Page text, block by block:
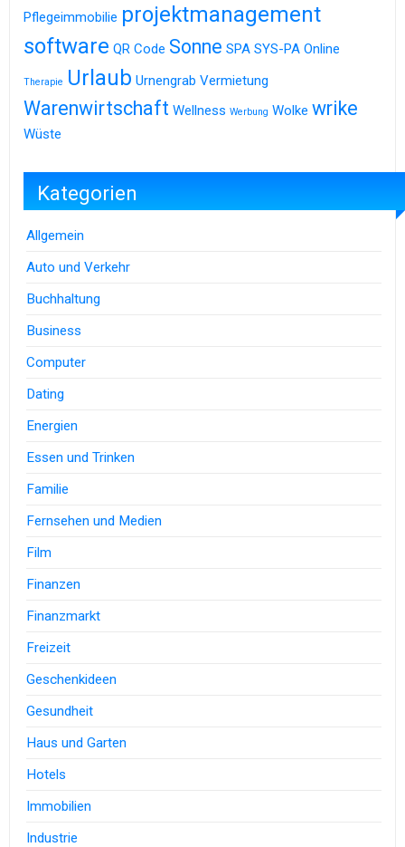
Pflegeimmobilie projektmanagement
software QR Code Sonne SPA SYS-PA Online
Therapie Urlaub Urnengrab Vermietung
Warenwirtschaft Wellness Werbung Wolke wrike
Wüste
Kategorien
Allgemein
Auto und Verkehr
Buchhaltung
Business
Computer
Dating
Energien
Essen und Trinken
Familie
Fernsehen und Medien
Film
Finanzen
Finanzmarkt
Freizeit
Geschenkideen
Gesundheit
Haus und Garten
Hotels
Immobilien
Industrie